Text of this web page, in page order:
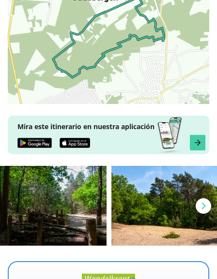
Mira este itinerario en nuestra aplicación